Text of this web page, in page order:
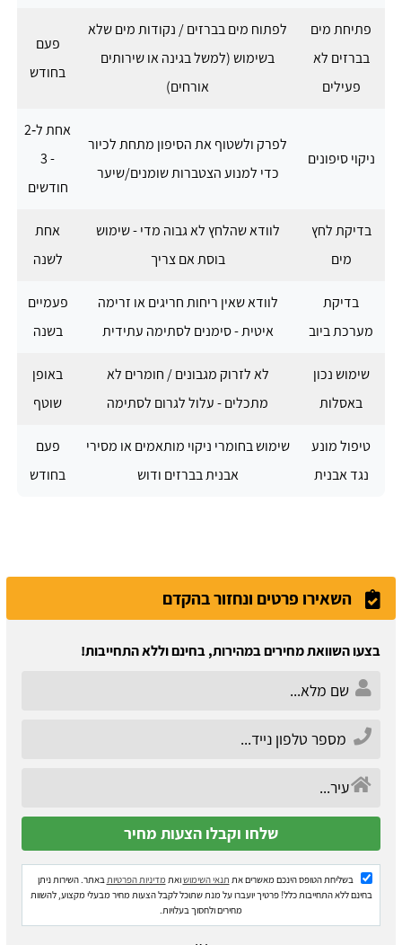
פתיחת מים
בברזים לא
פעילים
לפתוח מים בברזים / נקודות מים שלא
בשימוש (למשל בגינה או שירותים
אורחים)
פעם
בחודש
ניקוי סיפונים
לפרק ולשטוף את הסיפון מתחת לכיור
כדי למנוע הצטברות שומנים/שיער
אחת ל‑2
- 3
חודשים
בדיקת לחץ
מים
לוודא שהלחץ לא גבוה מדי - שימוש
בוסת אם צריך
אחת
לשנה
בדיקת
מערכת ביוב
לוודא שאין ריחות חריגים או זרימה
איטית - סימנים לסתימה עתידית
פעמיים
בשנה
שימוש נכון
באסלות
לא לזרוק מגבונים / חומרים לא
מתכלים - עלול לגרום לסתימה
באופן
שוטף
טיפול מונע
נגד אבנית
שימוש בחומרי ניקוי מותאמים או מסירי
אבנית בברזים ודוש
פעם
בחודש
השאירו פרטים ונחזור בהקדם
בצעו השוואת מחירים במהירות, בחינם וללא התחייבות!
בשליחת הטופס הינכם מאשרים את תנאי השימושואת מדיניות הפרטיות באתר. השירות ניתן
בחינם ללא התחייבות כלל! פרטיך יועברו על מנת שתוכל לקבל הצעות מחיר מבעלי מקצוע, להשוות
מחירים ולחסוך בעלויות.